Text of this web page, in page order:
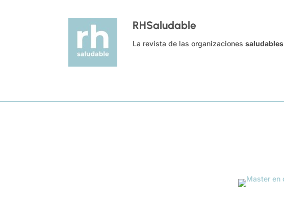
RHSaludable
La revista de las organizacionessaludables